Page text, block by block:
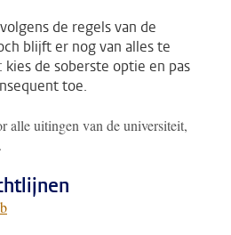
de regels van de
blijft er nog van alles te
kies de soberste optie en pas
toe.
alle uitingen van de universiteit,